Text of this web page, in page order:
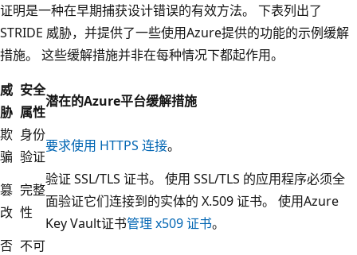
证明是一种在早期捕获设计错误的有效方法。 下表列出了
STRIDE 威胁，并提供了一些使用Azure提供的功能的示例缓解
措施。 这些缓解措施并非在每种情况下都起作用。
威
胁
安全
属性
潜在的Azure平台缓解措施
欺
骗
身份
验证
要求使用 HTTPS 连接。
篡
改
完整
性
验证 SSL/TLS 证书。 使用 SSL/TLS 的应用程序必须全
面验证它们连接到的实体的 X.509 证书。 使用Azure
Key Vault证书管理 x509 证书。
否 不可